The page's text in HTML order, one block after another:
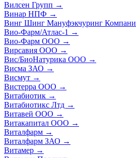
Вилсен Групп →
Винар НПФ →
Винг Шинг Мануфэкчуринг Компани
Вио-Фарм/Атлас-1 →
Вио-Фарм ООО →
Вирсавия ООО →
Вис/БиоНатурика ООО →
Висма ЗАО →
Висмут →
Вистерра ООО →
Витабиотик →
Витабиотикс Лтд →
Витавей ООО →
Витакапитал ООО →
Виталфарм →
Виталфарм ЗАО →
Витамер →